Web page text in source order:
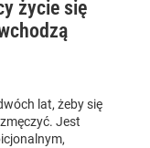
życie się
lat, żeby się
Jest